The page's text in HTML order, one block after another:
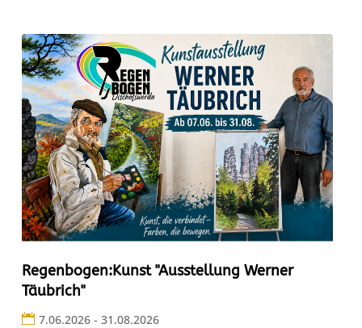
Regenbogen:Kunst "Ausstellung Werner
Täubrich"
7.06.2026 - 31.08.2026